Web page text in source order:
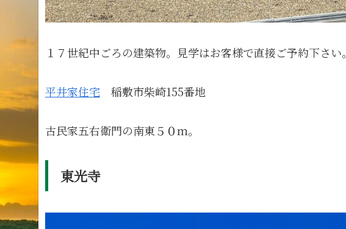
１７世紀中ごろの建築物。見学はお客様で直接ご予約下さい。
平井家住宅 稲敷市柴崎155番地
古民家五右衛門の南東５０ｍ。
東光寺